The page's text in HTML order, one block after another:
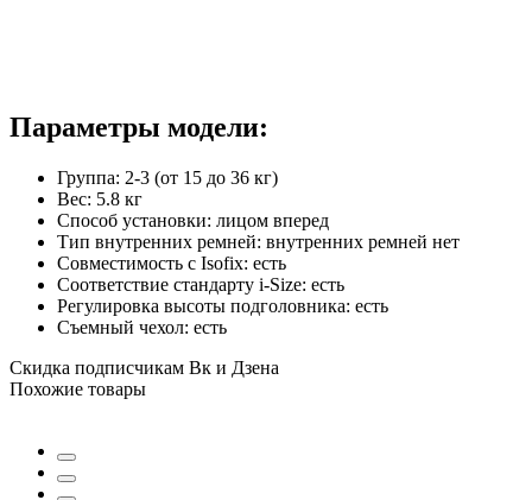
Параметры модели:
Группа: 2-3 (от 15 до 36 кг)
Вес: 5.8 кг
Способ установки: лицом вперед
Тип внутренних ремней: внутренних ремней нет
Совместимость с Isofix: есть
Соответствие стандарту i-Size: есть
Регулировка высоты подголовника: есть
Съемный чехол: есть
Скидка подписчикам Вк и Дзена
Похожие товары